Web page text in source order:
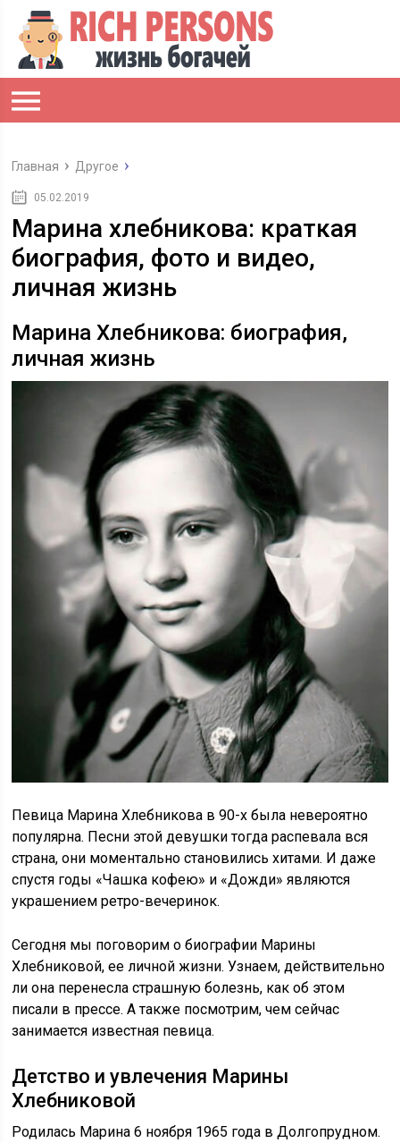
Главная Другое
05.02.2019
Марина хлебникова: краткая
биография, фото и видео,
личная жизнь
Марина Хлебникова: биография,
личная жизнь
Певица Марина Хлебникова в 90-х была невероятно
популярна. Песни этой девушки тогда распевала вся
страна, они моментально становились хитами. И даже
спустя годы «Чашка кофею» и «Дожди» являются
украшением ретро-вечеринок.
Сегодня мы поговорим о биографии Марины
Хлебниковой, ее личной жизни. Узнаем, действительно
ли она перенесла страшную болезнь, как об этом
писали в прессе. А также посмотрим, чем сейчас
занимается известная певица.
Детство и увлечения Марины
Хлебниковой
Родилась Марина 6 ноября 1965 года в Долгопрудном.